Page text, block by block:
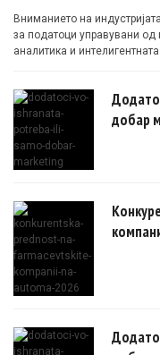
Вниманието на
за податоци управувани од
аналитика и
добар